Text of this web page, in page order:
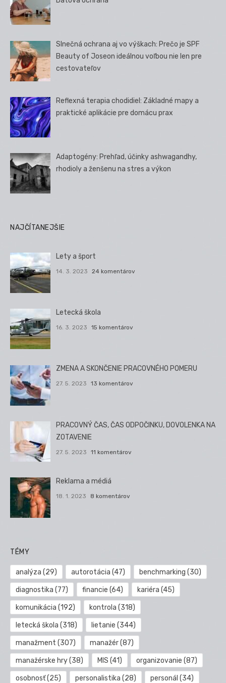
Slnečná ochrana aj vo výškach: Prečo je SPF
Beauty of Joseon ideálnou voľbou nie len pre
cestovateľov
Reflexná terapia chodidiel: Základné mapy a
praktické aplikácie pre domácu prax
Adaptogény: Prehľad, účinky ashwagandhy,
rhodioly a ženšenu na stres a výkon
NAJČÍTANEJŠIE
Lety a šport
14. 3. 2023 24 komentárov
Letecká škola
16. 3. 2023 15 komentárov
ZMENA A SKONČENIE PRACOVNÉHO POMERU
27. 5. 2023 13 komentárov
PRACOVNÝ ČAS, ČAS ODPOČINKU, DOVOLENKA NA
ZOTAVENIE
27. 5. 2023 11 komentárov
Reklama a médiá
18. 1. 2023 8 komentárov
TÉMY
analýza (29) autorotácia (47) benchmarking (30)
diagnostika (77) financie (64) kariéra (45)
komunikácia (192) kontrola (318)
letecká škola (318) lietanie (344)
manažment (307) manažér(87)
manažérske hry(38) MIS (41) organizovanie (87)
osobnosť(25) personalistika (28) personál (34)